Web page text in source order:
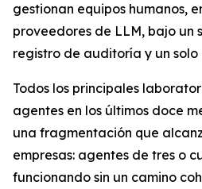
gestionan equipos humanos,
proveedores de LLM, bajo un
registro de auditoría y un
Todos los principales
agentes en los últimos doce
una fragmentación que
empresas: agentes de tres o
funcionando sin un camino